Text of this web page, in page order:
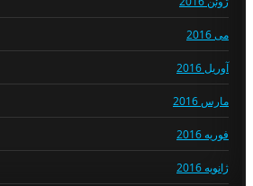
می 2016
آوریل 2016
مارس 2016
فوریه 2016
ژانویه 2016